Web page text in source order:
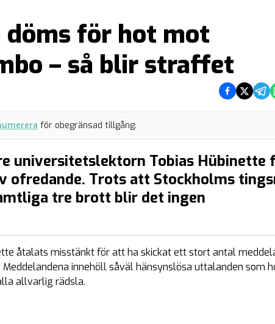
döms för hot mot
– så blir straffet
Dela påDela på
Dela
för obegränsad tillgång.
universitetslektorn Tobias Hübinette
ofredande. Trots att Stockholms
tre brott blir det ingen
åtalats misstänkt för att ha skickat ett stort antal
innehöll såväl hänsynslösa uttalanden som
allvarlig rädsla.